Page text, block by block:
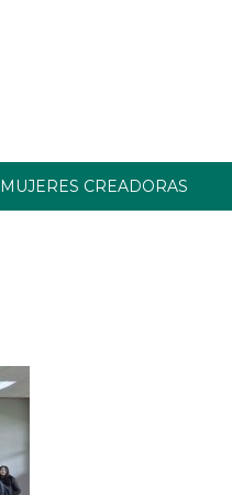
MUJERES CREADORAS